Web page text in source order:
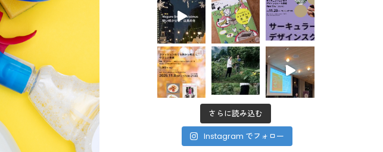
さらに読み込む
Instagram でフォロー